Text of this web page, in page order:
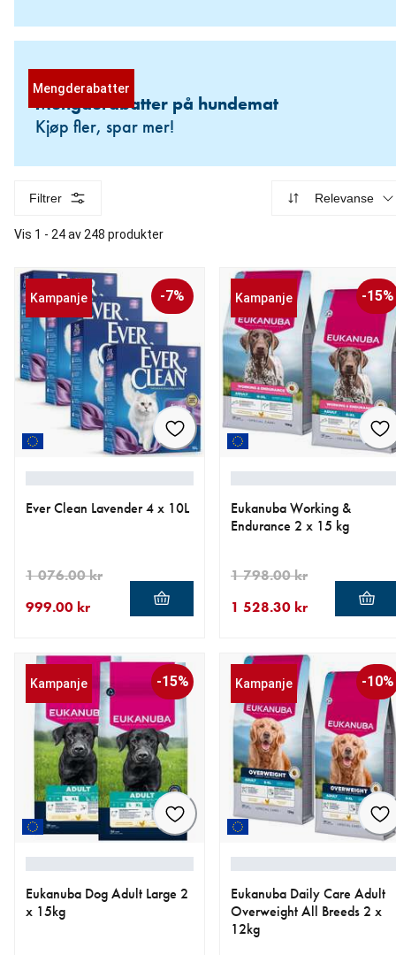
Mengderabatter
Mengderabatter på hundemat
Kjøp fler, spar mer!
Filtrer Relevanse
Vis 1 - 24 av 248 produkter
Kampanje -7%
Ever Clean Lavender 4 x 10L
999.00 kr
1 076.00 kr
Kampanje -15%
Eukanuba Working &
Endurance 2 x 15 kg
1 528.30 kr
1 798.00 kr
Kampanje -15%
Eukanuba Dog Adult Large 2
x 15kg
Kampanje -10%
Eukanuba Daily Care Adult
Overweight All Breeds 2 x
12kg